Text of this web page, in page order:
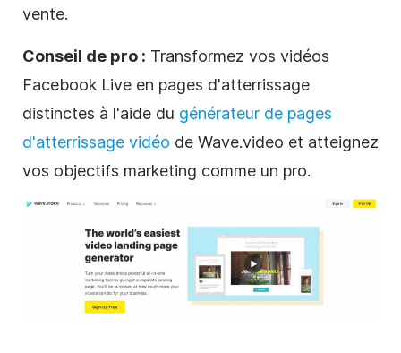
vente.
Conseil de pro : Transformez vos vidéos
Facebook Live en pages d'atterrissage
distinctes à l'aide du générateur de pages
d'atterrissage vidéo de Wave.video et atteignez
vos objectifs marketing comme un pro.